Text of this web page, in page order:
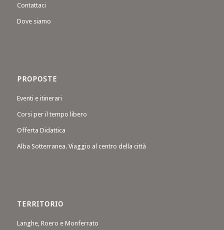
Contattaci
Dove siamo
PROPOSTE
Eventi e itinerari
Corsi per il tempo libero
Offerta Didattica
Alba Sotterranea. Viaggio al centro della città
TERRITORIO
Langhe, Roero e Monferrato